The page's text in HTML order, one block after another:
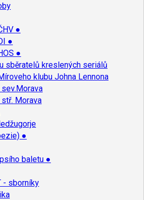
●
●
●
sběratelů kreslených seriálů
klubu Johna Lennona
Morava
●
baletu ●
- sborníky